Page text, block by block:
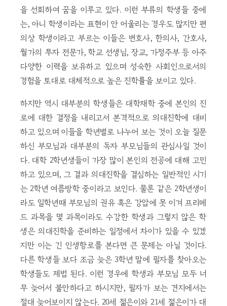
을 선회하여 꿈을 이루고 있다. 이런 부류의 학생들 중에
는, 아니 학생이라는 표현이 안 어울리는 경우도 많지만 편
의상 학생이라고 부르는 이들은 변호사, 한의사, 간호사,
월가의 투자 전문가, 학교 선생님, 장교, 가정주부 등 아주
다양한 이력을 보유하고 있으며 성숙한 사회인으로서의
경험을 토대로 대체적으로 높은 진학률을 보이고 있다.
하지만 역시 대부분의 학생들은 대학재학 중에 본인의 진
로에 대한 결정을 내리고서 본격적으로 의대진학에 대비
하고 있으며 이들을 학년별로 나누어 보는 것이 오늘 질문
하신 부모님과 대부분의 독자 부모님들의 관심사일 것이
다. 대학 2학년생들이 가장 많이 본인의 전공에 대해 고민
하고 있으며, 그 결과 의대진학을 결심하는 일반적인 시기
는 2학년 여름방학 중이라고 보인다. 물론 같은 2학년생이
라도 일학년때 부모님의 권유 혹은 강압에 못 이겨 프리메
드 과목을 몇 과목이라도 수강한 학생과 그렇지 않은 학
생은 의대진학을 준비하는 일정에서 차이가 있을 수 있겠
지만 이는 긴 인생항로를 본다면 큰 문제는 아닐 것이다.
다른 학생들 보다 조금 늦은 3학년 말에 필자를 찾아오는
학생들도 제법 된다. 이런 경우에 학생과 부모님 모두 너
무 늦어서 불안하다고 하시지만, 필자가 보는 견지에서는
절대 늦어보이지 않는다. 20세 젊은이와 21세 젊은이가 대